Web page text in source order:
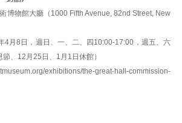
博物館大廳（1000 Fifth Avenue, 82nd Street, New
4月8日，週日、一、二、四10:00-17:00，週五、六
、12月25日、1月1日休館）
exhibitions/the-great-hall-commission-